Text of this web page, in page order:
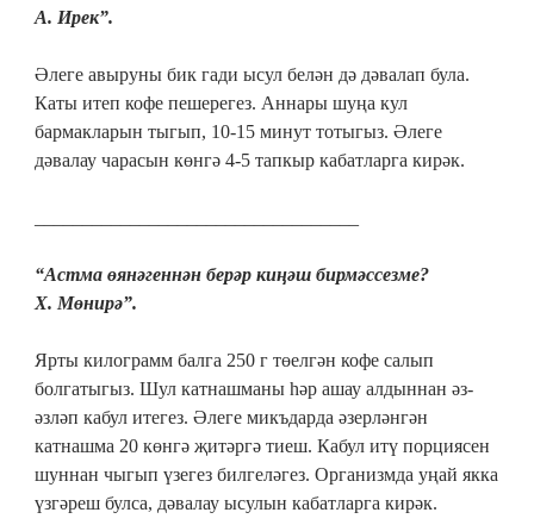
А. Ирек”.
Әлеге авыруны бик гади ысул белән дә дәвалап була.
Каты итеп кофе пешерегез. Аннары шуңа кул
бармакларын тыгып, 10-15 минут тотыгыз. Әлеге
дәвалау чарасын көнгә 4-5 тапкыр кабатларга кирәк.
“Астма өянәгеннән берәр киңәш бирмәссезме?
X. Мөнирә”.
Ярты килограмм балга 250 г төелгән кофе салып
болгатыгыз. Шул катнашманы һәр ашау алдыннан әз-
әзләп кабул итегез. Әлеге микъдарда әзерләнгән
катнашма 20 көнгә җитәргә тиеш. Кабул итү порциясен
шуннан чыгып үзегез билгеләгез. Организмда уңай якка
үзгәреш булса, дәвалау ысулын кабатларга кирәк.